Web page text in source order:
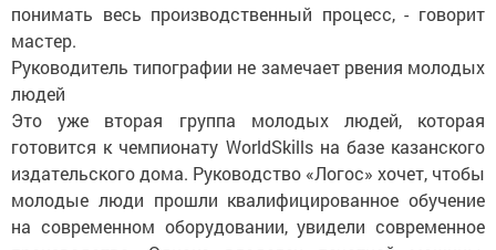
понимать весь производственный процесс, - говорит
мастер.
Руководитель типографии не замечает рвения молодых
людей
Это уже вторая группа молодых людей, которая
готовится к чемпионату WorldSkills на базе казанского
издательского дома. Руководство «Логос» хочет, чтобы
молодые люди прошли квалифицированное обучение
на современном оборудовании, увидели современное